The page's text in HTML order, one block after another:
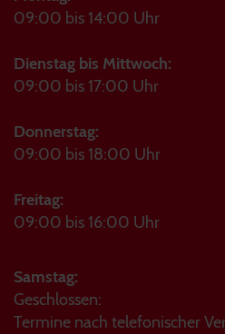
09:00 bis 14:00 Uhr
Dienstag bis Mittwoch:
09:00 bis 17:00 Uhr
Donnerstag:
09:00 bis 18:00 Uhr
Freitag:
09:00 bis 16:00 Uhr
Samstag:
Geschlossen:
Termine nach telefonischer